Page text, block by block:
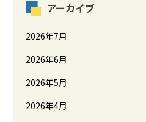
アーカイブ
2026年7月
2026年6月
2026年5月
2026年4月